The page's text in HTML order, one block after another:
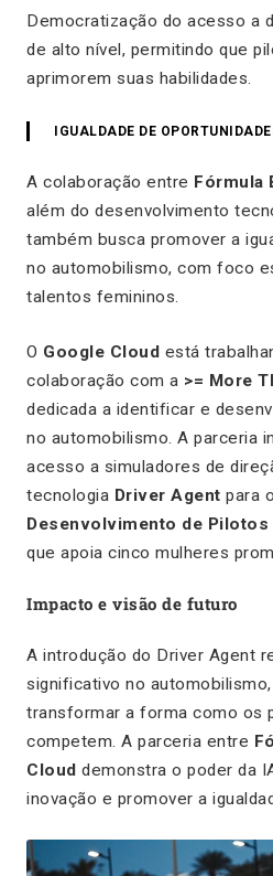
Democratização do acesso a
de alto nível, permitindo que
aprimorem suas habilidades.
IGUALDADE DE
A colaboração entre Fórmula
além do desenvolvimento
também busca promover a
no automobilismo, com foco
talentos femininos.
O Google Cloud está
colaboração com a >= More
dedicada a identificar e
no automobilismo. A parceria
acesso a simuladores de
tecnologia Driver Agent para o
Desenvolvimento de Pilotos
que apoia cinco mulheres
Impacto e visão de futuro
A introdução do Driver Agent
significativo no
transformar a forma como os
competem. A parceria entre
Cloud demonstra o poder da
inovação e promover a